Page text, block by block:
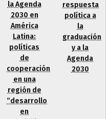
la Agenda
2030 en
América
Latina:
políticas
de
cooperación
en una
región de
“desarrollo
en
respuesta
política a
la
graduación
y a la
Agenda
2030